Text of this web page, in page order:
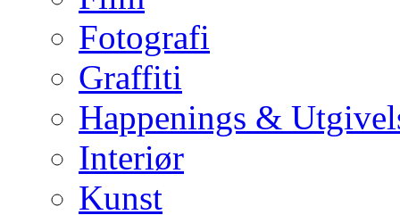
Fotografi
Graffiti
Happenings &
Interiør
Kunst